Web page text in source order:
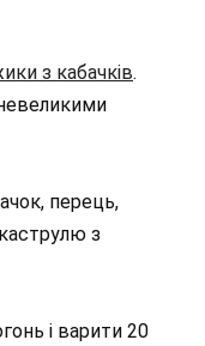
з кабачків.
перець,
з
і варити 20